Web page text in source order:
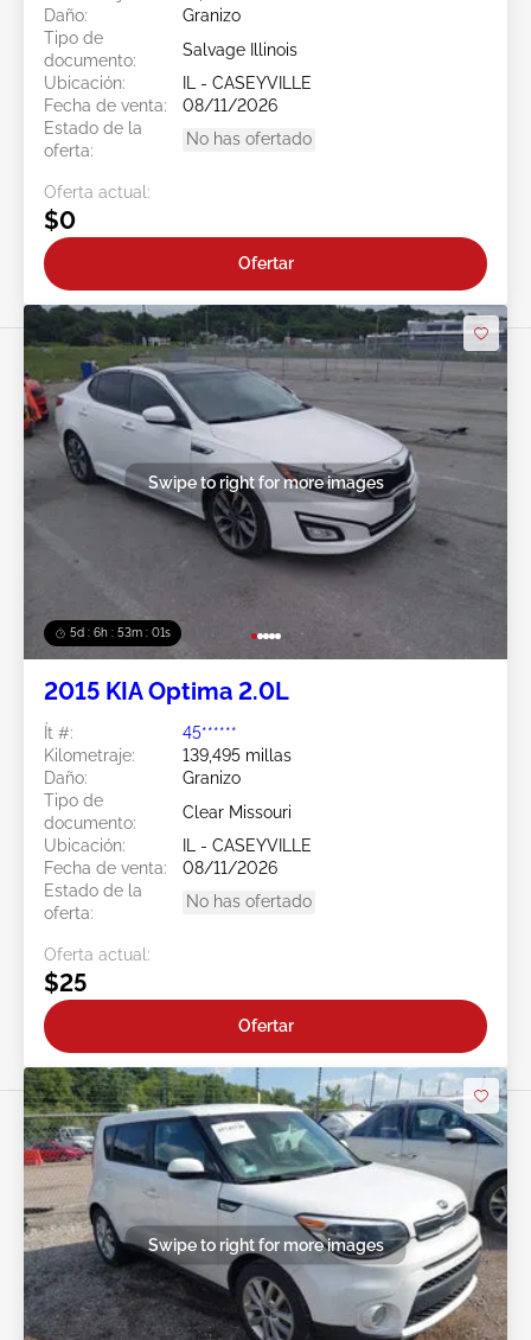
Daño:
Granizo
Tipo de
documento:
Salvage Illinois
Ubicación:
IL - CASEYVILLE
Fecha de venta:
08/11/2026
Estado de la
oferta:
No has ofertado
Oferta actual:
$0
Ofertar
5d : 6h : 52m : 58s
Swipe to right for more images
2015 KIA Optima 2.0L
Ít #:
45******
Kilometraje:
139,495 millas
Daño:
Granizo
Tipo de
documento:
Clear Missouri
Ubicación:
IL - CASEYVILLE
Fecha de venta:
08/11/2026
Estado de la
oferta:
No has ofertado
Oferta actual:
$25
Ofertar
Swipe to right for more images